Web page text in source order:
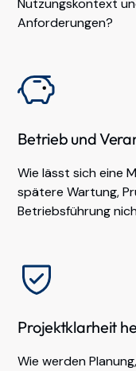
Nutzungskontext
Anforderungen?
Betrieb und
Wie lässt sich eine
spätere Wartung,
Betriebsführung
Projektklarheit
Wie werden